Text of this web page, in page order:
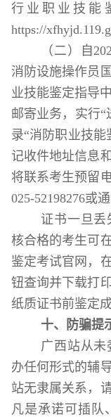
行业职业技能
https://
（二）自
消防设施操作员
业技能鉴定指导
邮寄业务，实行
录“消防职业技能
记收件地址信息
将联系考生预留
025-52198276或通
证书一旦丢
核合格的考生可
鉴定考试官网，
钮查询并下载打
纸质证书前鉴定
十、防骗提
广西站从未
办任何形式的辅
站无隶属关系，
凡是承诺可插队